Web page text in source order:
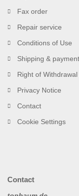
Fax order
Repair service
Conditions of Use
Shipping &
Right of
Privacy Notice
Contact
Cookie Settings
Contact